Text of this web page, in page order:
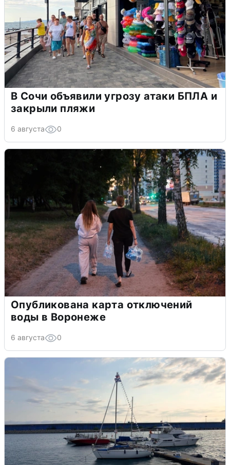
В Сочи объявили угрозу атаки БПЛА и
закрыли пляжи
6 августа 0
Опубликована карта отключений
воды в Воронеже
6 августа 0